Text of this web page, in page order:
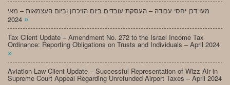
מעו”דכן יחסי עבודה – העסקת עובדים ביום הזיכרון וביום העצמאות – מאי
»
Tax Client Update – Amendment No. 272 to the Israel Income Tax
Ordinance: Reporting Obligations on Trusts and Individuals – April 2024
»
Aviation Law Client Update – Successful Representation of Wizz Air in
Supreme Court Appeal Regarding Unrefunded Airport Taxes – April 2024